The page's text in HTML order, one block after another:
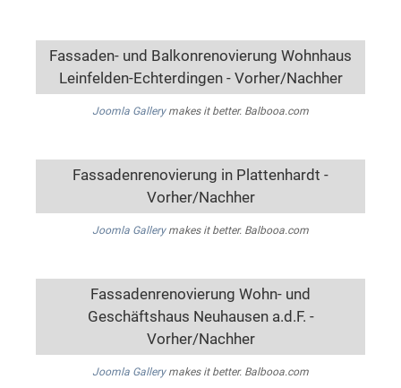
Fassaden- und Balkonrenovierung Wohnhaus
Leinfelden-Echterdingen - Vorher/Nachher
Joomla Gallerymakes it better. Balbooa.com
Fassadenrenovierung in Plattenhardt -
Vorher/Nachher
Joomla Gallerymakes it better. Balbooa.com
Fassadenrenovierung Wohn- und
Geschäftshaus Neuhausen a.d.F. -
Vorher/Nachher
Joomla Gallerymakes it better. Balbooa.com